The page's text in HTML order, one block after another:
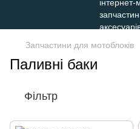
Запчастини для мотоблоків
Паливні баки
Фільтр